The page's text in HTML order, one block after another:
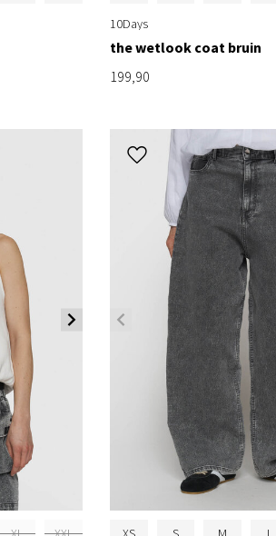
10Days
the wetlook coat bruin
199,90